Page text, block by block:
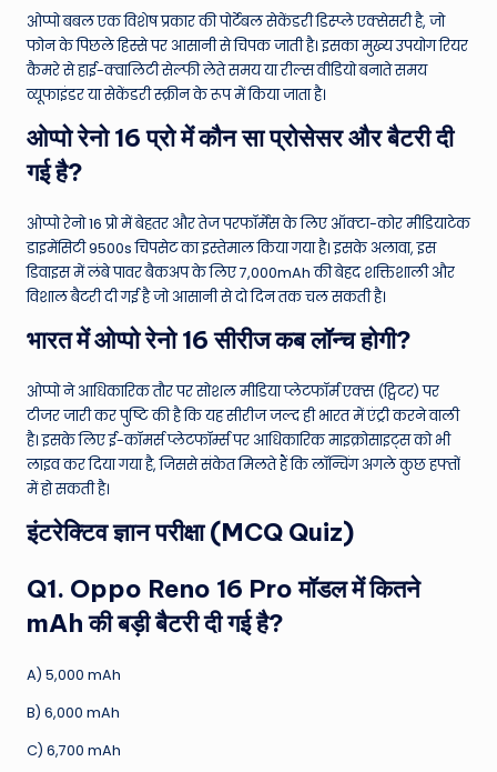
ओप्पो बबल एक विशेष प्रकार की पोर्टेबल सेकेंडरी डिस्प्ले एक्सेसरी है, जो
फोन के पिछले हिस्से पर आसानी से चिपक जाती है। इसका मुख्य उपयोग रियर
कैमरे से हाई-क्वालिटी सेल्फी लेते समय या रील्स वीडियो बनाते समय
व्यूफाइंडर या सेकेंडरी स्क्रीन के रूप में किया जाता है।
ओप्पो रेनो 16 प्रो में कौन सा प्रोसेसर और बैटरी दी
गई है?
ओप्पो रेनो 16 प्रो में बेहतर और तेज परफॉर्मेंस के लिए ऑक्टा-कोर मीडियाटेक
डाइमेंसिटी 9500s चिपसेट का इस्तेमाल किया गया है। इसके अलावा, इस
डिवाइस में लंबे पावर बैकअप के लिए 7,000mAh की बेहद शक्तिशाली और
विशाल बैटरी दी गई है जो आसानी से दो दिन तक चल सकती है।
भारत में ओप्पो रेनो 16 सीरीज कब लॉन्च होगी?
ओप्पो ने आधिकारिक तौर पर सोशल मीडिया प्लेटफॉर्म एक्स (ट्विटर) पर
टीजर जारी कर पुष्टि की है कि यह सीरीज जल्द ही भारत में एंट्री करने वाली
है। इसके लिए ई-कॉमर्स प्लेटफॉर्म्स पर आधिकारिक माइक्रोसाइट्स को भी
लाइव कर दिया गया है, जिससे संकेत मिलते हैं कि लॉन्चिंग अगले कुछ हफ्तों
में हो सकती है।
इंटरेक्टिव ज्ञान परीक्षा (MCQ Quiz)
Q1. Oppo Reno 16 Pro मॉडल में कितने
mAh की बड़ी बैटरी दी गई है?
A) 5,000 mAh
B) 6,000 mAh
C) 6,700 mAh